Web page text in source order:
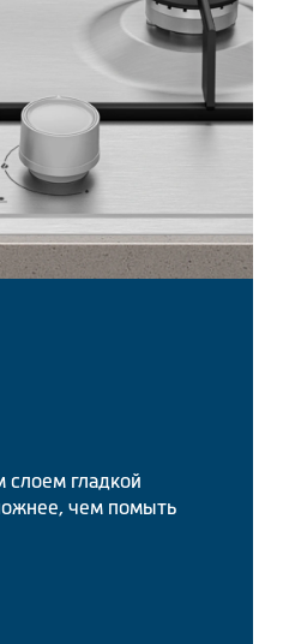
гладкой
чем помыть